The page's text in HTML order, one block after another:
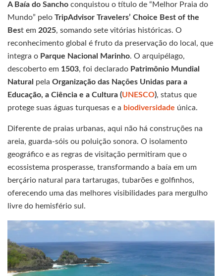
A Baía do Sancho conquistou o título de “Melhor Praia do
Mundo” pelo TripAdvisor Travelers’ Choice Best of the
Best em 2025, somando sete vitórias históricas. O
reconhecimento global é fruto da preservação do local, que
integra o Parque Nacional Marinho. O arquipélago,
descoberto em 1503, foi declarado Patrimônio Mundial
Natural pela Organização das Nações Unidas para a
Educação, a Ciência e a Cultura (UNESCO), status que
protege suas águas turquesas e a biodiversidade única.
Diferente de praias urbanas, aqui não há construções na
areia, guarda-sóis ou poluição sonora. O isolamento
geográfico e as regras de visitação permitiram que o
ecossistema prosperasse, transformando a baía em um
berçário natural para tartarugas, tubarões e golfinhos,
oferecendo uma das melhores visibilidades para mergulho
livre do hemisfério sul.